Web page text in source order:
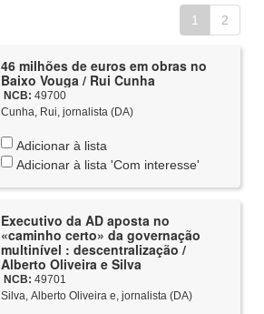
1 2
46 milhões de euros em obras no
Baixo Vouga / Rui Cunha
NCB: 49700
Cunha, Rui, jornalista (DA)
Adicionar à lista
Adicionar à lista 'Com interesse'
Executivo da AD aposta no
«caminho certo» da governação
multinível : descentralização /
Alberto Oliveira e Silva
NCB: 49701
Silva, Alberto Oliveira e, jornalista (DA)